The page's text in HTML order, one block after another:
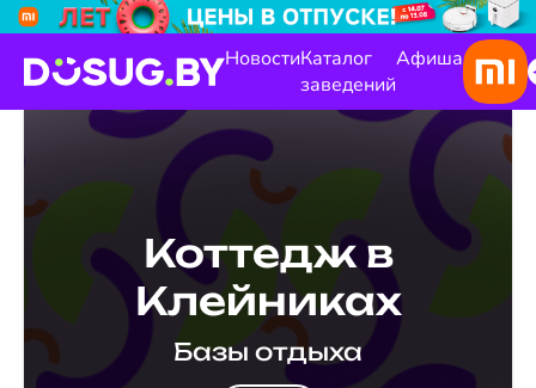
НовостиКаталог
заведений
Афиша
Коттедж в
Клейниках
Базы отдыха